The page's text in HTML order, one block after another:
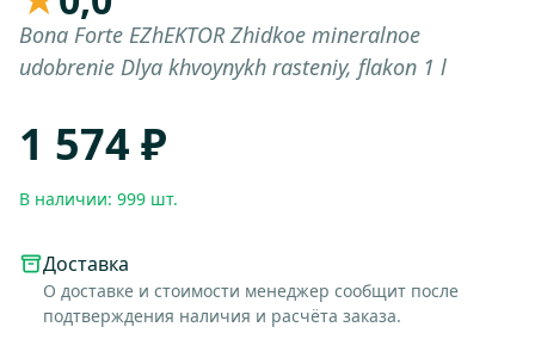
Bona Forte EZhEKTOR Zhidkoe mineralnoe
udobrenie Dlya khvoynykh rasteniy, flakon 1 l
1 574 ₽
В наличии: 999 шт.
Доставка
О доставке и стоимости менеджер сообщит после
подтверждения наличия и расчёта заказа.